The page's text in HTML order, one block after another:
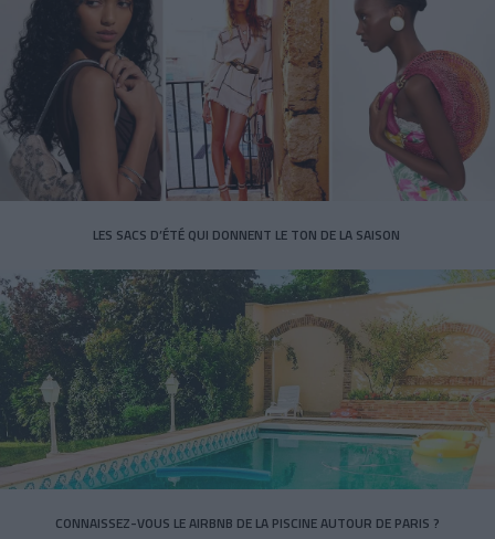
LES SACS D’ÉTÉ QUI DONNENT LE TON DE LA SAISON
CONNAISSEZ-VOUS LE AIRBNB DE LA PISCINE AUTOUR DE PARIS ?